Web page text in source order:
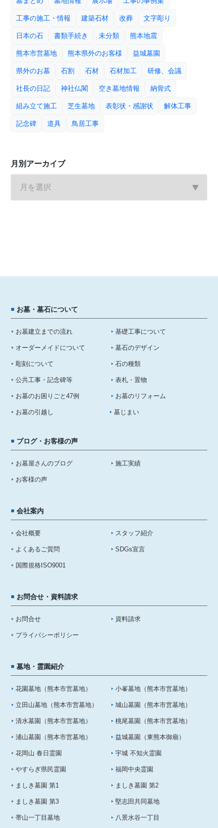
工事の施工・情報 建築石材 改葬 文字彫り
日本の石 書類手続き 未分類 熊本地震
熊本市営墓地 熊本県外のお客様 益城墓園
県外のお墓 石割 石材 石材加工 研修、会議
社長の日記 神社仏閣 空き墓地情報 納骨式
組み立て施工 芝生墓地 表彰状・感謝状 解体工事
記念碑 道具 鳥居工事
月別アーカイブ
お墓・墓石について
お墓建立までの流れ 基礎工事について
オーダーメイドについて 墓石のデザイン
彫刻について 石の種類
公共工事・記念碑等 表札・置物
お墓のお困りごと47例 お墓のリフォーム
お墓の引越し 墓じまい
ブログ・お客様の声
お墓屋さんのブログ 施工実績
お客様の声
会社案内
会社概要 スタッフ紹介
よくあるご質問 SDGs宣言
国際規格ISO9001
お問合せ・資料請求
お問合せ 資料請求
プライバシーポリシー
墓地・霊園紹介
花園墓地（熊本市営墓地） 小峯墓地（熊本市営墓地）
立田山墓地（熊本市営墓地） 城山墓園（熊本市営墓地）
清水墓園（熊本市営墓地） 桃尾墓園（熊本市営墓地）
浦山墓園（熊本市営墓地） 益城墓園（東熊本御廟）
花岡山 春日霊園 宇城 不知火霊園
やすらぎ県民霊園 福岡中央霊園
ましき墓園 第1 ましき墓園 第2
ましき墓園 第3 堅志田共同墓地
帯山一丁目墓地 八景水谷一丁目